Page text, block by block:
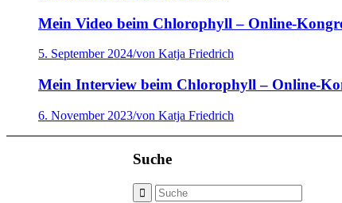
Mein Video beim Chlorophyll – Online-
5. September 2024/von Katja Friedrich
Mein Interview beim Chlorophyll – Online-
6. November 2023/von Katja Friedrich
Suche